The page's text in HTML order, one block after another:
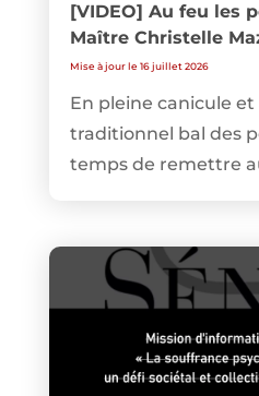
[VIDEO] Au feu les
Maître Christelle
Mise à jour le 16 juillet 2026
En pleine canicule et
traditionnel bal des
temps de remettre